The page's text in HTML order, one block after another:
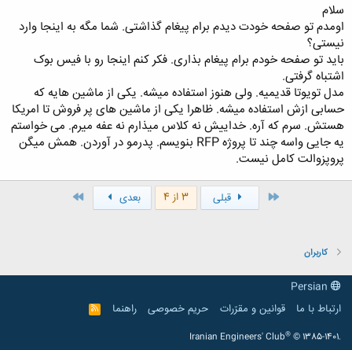
سلام
اومدم تو صفحه خودت دیدم برام پیغام گذاشتی. شما مگه به اینجا وارد
نیستی؟
باید تو صفحه خودم برام پیغام بذاری. فکر کنم اینجا رو با فیس بوک
اشتباه گرفتی.
مدل تویوتا قدیمیه. ولی هنوز استفاده میشه. یکی از ماشین هایه که
حسابی ازش استفاده میشه. ظاهرا یکی از ماشین های پر فروش تا امریکا
هستش. سرم که آره. خداییش نه کلاس میذارم نه عفه میرم. می خواستم
یه جایی واسه چند تا پروژه RFP بنویسم. پدرمو در آوردن. همش میگن
پروپزوالت کامل نیست.
قبلی 3 از 4 بعدی
کاربران
ارتباط با ما
قوانین و مقرّرات حریم خصوصی راهنما
R
S
Iranian Engineers' Club® © 1385-1401.